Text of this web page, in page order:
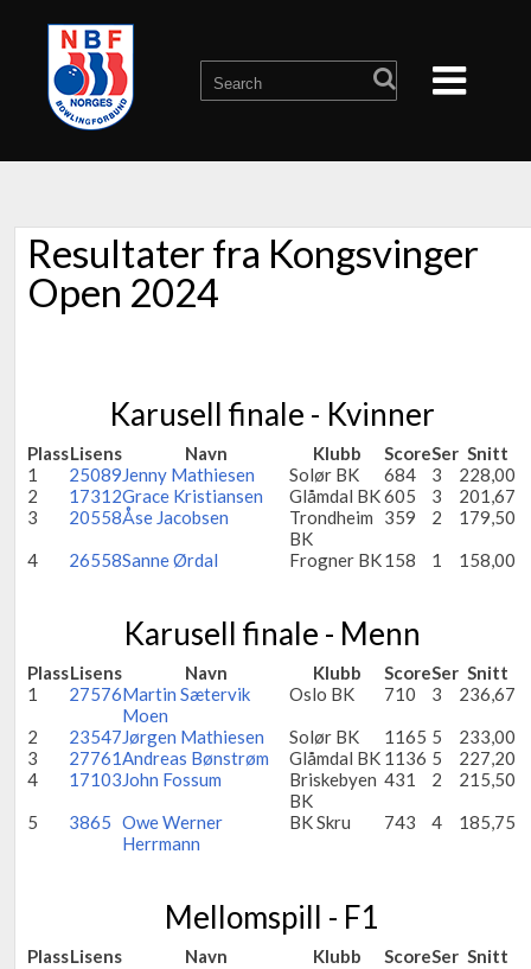
Resultater fra Kongsvinger
Open 2024
Karusell finale - Kvinner
PlassLisens Navn Klubb ScoreSer Snitt
1
25089Jenny Mathiesen Solør BK 684 3
228,00
2
17312Grace Kristiansen Glåmdal BK605 3
201,67
3
20558Åse Jacobsen
Trondheim
BK
359 2
179,50
4
26558Sanne Ørdal Frogner BK158 1 158,00
Karusell finale - Menn
PlassLisens Navn Klubb ScoreSer Snitt
1
27576Martin Sætervik
Moen
Oslo BK 710 3
236,67
2
23547Jørgen Mathiesen Solør BK 1165 5
233,00
3
27761Andreas Bønstrøm Glåmdal BK 1136 5
227,20
4
17103John Fossum
Briskebyen
BK
431 2
215,50
5
3865 Owe Werner
Herrmann
BK Skru 743 4 185,75
Mellomspill - F1
PlassLisens Navn Klubb ScoreSer Snitt